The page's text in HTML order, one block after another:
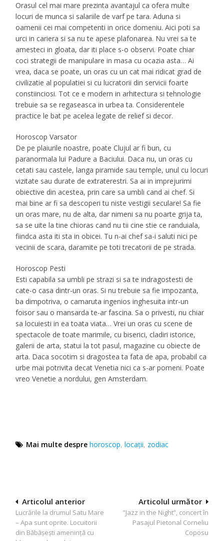
Orasul cel mai mare prezinta avantajul ca ofera multe
locuri de munca si salariile de varf pe tara. Aduna si
oamenii cei mai competenti in orice domeniu. Aici poti sa
urci in cariera si sa nu te apese plafonarea. Nu vrei sa te
amesteci in gloata, dar iti place s-o observi. Poate chiar
coci strategii de manipulare in masa cu ocazia asta… Ai
vrea, daca se poate, un oras cu un cat mai ridicat grad de
civilizatie al populatiei si cu lucratorii din servicii foarte
constiinciosi. Tot ce e modern in arhitectura si tehnologie
trebuie sa se regaseasca in urbea ta. Considerentele
practice le bat pe acelea legate de relief si decor.
Horoscop Varsator
De pe plaiurile noastre, poate Clujul ar fi bun, cu
paranormala lui Padure a Baciului. Daca nu, un oras cu
cetati sau castele, langa piramide sau temple, unul cu locuri
vizitate sau durate de extraterestri. Sa ai in imprejurimi
obiective din acestea, prin care sa umbli cand ai chef. Si
mai bine ar fi sa descoperi tu niste vestigii seculare! Sa fie
un oras mare, nu de alta, dar nimeni sa nu poarte grija ta,
sa se uite la tine chioras cand nu tii cine stie ce randuiala,
fiindca asta iti sta in obicei. Tu n-ai chef sa-i saluti nici pe
vecinii de scara, daramite pe toti trecatorii de pe strada.
Horoscop Pesti
Esti capabila sa umbli pe strazi si sa te indragostesti de
cate-o casa dintr-un oras. Si nu trebuie sa fie impozanta,
ba dimpotriva, o camaruta ingenios inghesuita intr-un
foisor sau o mansarda te-ar fascina. Sa o privesti, nu chiar
sa locuiesti in ea toata viata… Vrei un oras cu scene de
spectacole de toate marimile, cu biserici, cladiri istorice,
galerii de arta, statui la tot pasul, magazine cu obiecte de
arta. Daca socotim si dragostea ta fata de apa, probabil ca
urbe mai potrivita decat Venetia nici ca s-ar pomeni. Poate
vreo Venetie a nordului, gen Amsterdam.
Mai multe despre horoscop,locaţii, zodiac
Navigare
în
articole
Articolul următor
”Jazz in the Night”, concert în
Pasajul Pietonal Corneliu
Coposu
Articolul anterior
Lucrările la drumul Satu Mare
– Apa sunt oprite. Locuitorii
din Băbăşeşti ameninţă cu